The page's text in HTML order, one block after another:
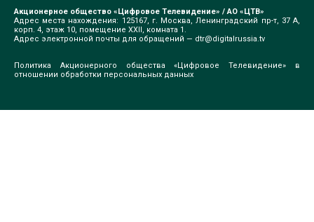
Акционерное общество «Цифровое Телевидение» / АО «ЦТВ»
Адрес места нахождения: 125167, г. Москва, Ленинградский пр-т, 37 А,
корп. 4, этаж 10, помещение XXII, комната 1.
Адрес электронной почты для обращений — dtr@digitalrussia.tv
Политика Акционерного общества «Цифровое Телевидение» в
отношении обработки персональных данных